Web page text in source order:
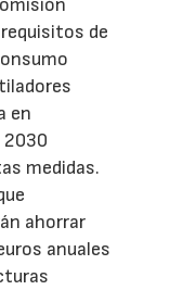
de
en
2030
medidas.
ahorrar
anuales